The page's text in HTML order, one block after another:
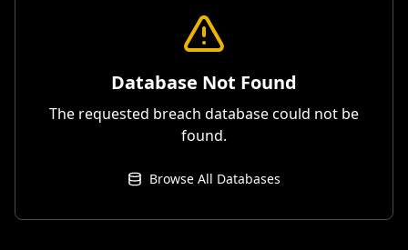
Database Not Found
The requested breach database could not be
found.
Browse All Databases